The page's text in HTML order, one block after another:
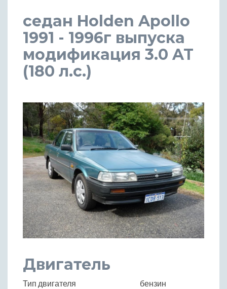
седан Holden Apollo
1991 - 1996г выпуска
модификация 3.0 AT
(180 л.с.)
Двигатель
Тип двигателя
бензин